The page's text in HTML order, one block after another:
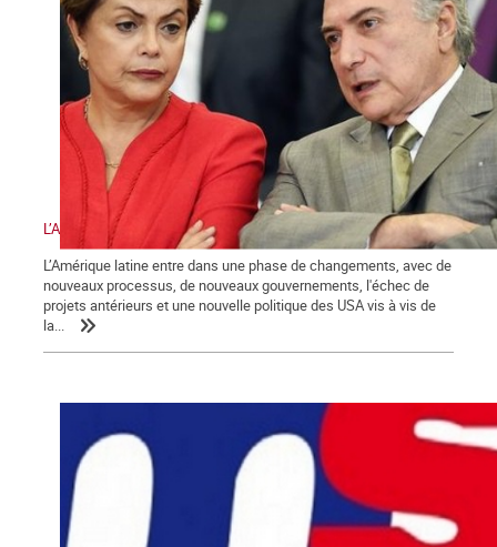
L’Amérique latine et les défis de la gauche
L’Amérique latine entre dans une phase de changements, avec de
nouveaux processus, de nouveaux gouvernements, l'échec de
projets antérieurs et une nouvelle politique des USA vis à vis de
la...